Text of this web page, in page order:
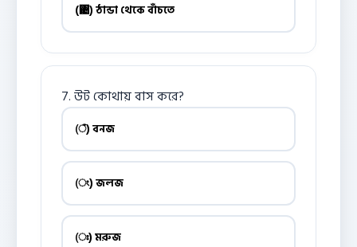
(঄) ঠান্ডা থেকে বাঁচতে
7. উট কোথায় বাস করে?
(ঁ) বনজ
(ং) জলজ
(ঃ) মরুজ